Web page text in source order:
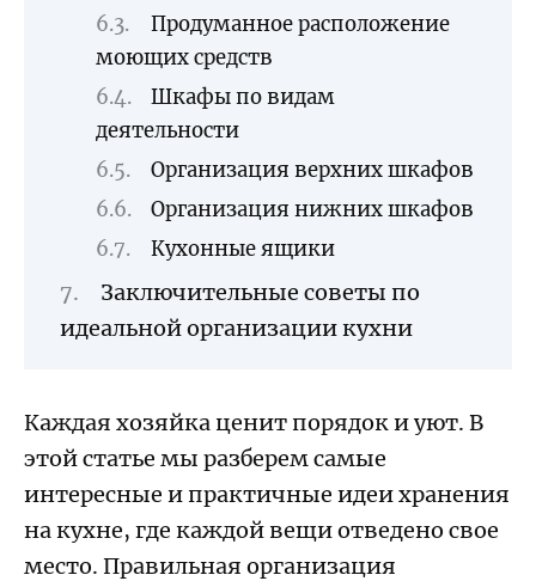
Продуманное расположение
моющих средств
Шкафы по видам
деятельности
Организация верхних шкафов
Организация нижних шкафов
Кухонные ящики
Заключительные советы по
идеальной организации кухни
Каждая хозяйка ценит порядок и уют. В
этой статье мы разберем самые
интересные и практичные идеи хранения
на кухне, где каждой вещи отведено свое
место. Правильная организация